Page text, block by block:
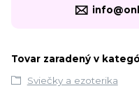
Tovar zaradený v
Sviečky a ezoterika